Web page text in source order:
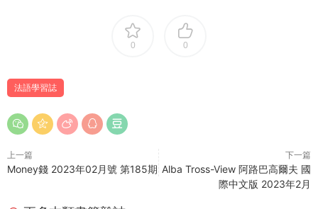
0 0
法語學習誌
上一篇
Money錢 2023年02月號 第185期
下一篇
Alba Tross-View 阿路巴高爾夫 國
際中文版 2023年2月